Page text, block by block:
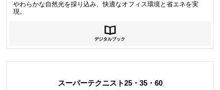
やわらかな自然光を採り込み、快適なオフィス環境と省エネを実
現。
デジタルブック
スーパーテクニスト25・35・60